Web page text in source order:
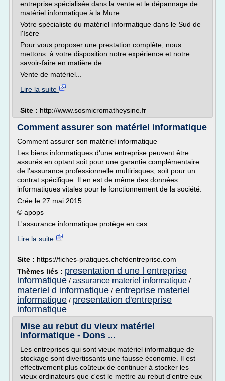
entreprise spécialisée dans la vente et le dépannage de
matériel informatique à la Mure.
Votre spécialiste du matériel informatique dans le Sud de
l'Isère
Pour vous proposer une prestation complète, nous
mettons à votre disposition notre expérience et notre
savoir-faire en matière de :
Vente de matériel...
Lire la suite
Site : http://www.sosmicromatheysine.fr
Comment assurer son matériel informatique
Comment assurer son matériel informatique
Les biens informatiques d'une entreprise peuvent être
assurés en optant soit pour une garantie complémentaire
de l'assurance professionnelle multirisques, soit pour un
contrat spécifique. Il en est de même des données
informatiques vitales pour le fonctionnement de la société.
Crée le 27 mai 2015
© apops
L'assurance informatique protège en cas...
Lire la suite
Site : https://fiches-pratiques.chefdentreprise.com
Thèmes liés : presentation d une l entreprise
informatique / assurance materiel informatique /
materiel d informatique / entreprise materiel
informatique / presentation d'entreprise
informatique
Mise au rebut du vieux matériel
informatique - Dons ...
Les entreprises qui sont vieux matériel informatique de
stockage sont divertissants une fausse économie. Il est
effectivement plus coûteux de continuer à stocker les
vieux ordinateurs que c'est le mettre au rebut d'entre eux